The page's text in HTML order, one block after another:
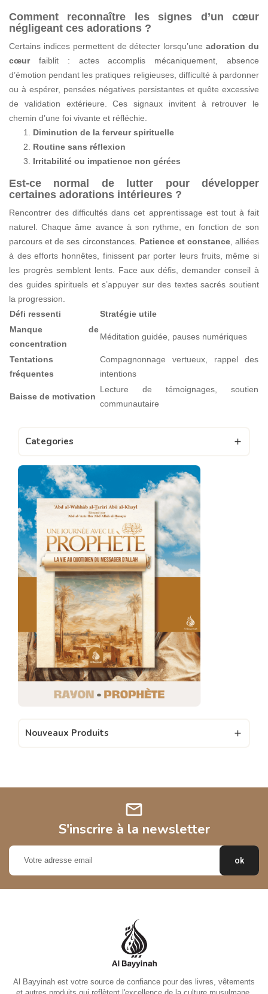
Comment reconnaître les signes d’un cœur
négligeant ces adorations ?
Certains indices permettent de détecter lorsqu’uneadoration du
cœurfaiblit : actes accomplis mécaniquement, absence
d’émotion pendant les pratiques religieuses, difficulté à pardonner
ou à espérer, pensées négatives persistantes et quête excessive
de validation extérieure. Ces signaux invitent à retrouver le
chemin d’une foi vivante et réfléchie.
Diminution de la ferveur spirituelle
Routine sans réflexion
Irritabilité ou impatience non gérées
Est-ce normal de lutter pour développer
certaines adorations intérieures ?
Rencontrer des difficultés dans cet apprentissage est tout à fait
naturel. Chaque âme avance à son rythme, en fonction de son
parcours et de ses circonstances. Patience et constance, alliées
à des efforts honnêtes, finissent par porter leurs fruits, même si
les progrès semblent lents. Face aux défis, demander conseil à
des guides spirituels et s’appuyer sur des textes sacrés soutient
la progression.
Défi ressenti
Stratégie utile
Manque de
concentration
Méditation guidée, pauses numériques
Tentations
fréquentes
Compagnonnage vertueux, rappel des
intentions
Baisse de motivation
Lecture de témoignages, soutien
communautaire
Categories 
Nouveaux Produits 
mail
S'inscrire à la newsletter
Al Bayyinah est votre source de confiance pour des livres, vêtements